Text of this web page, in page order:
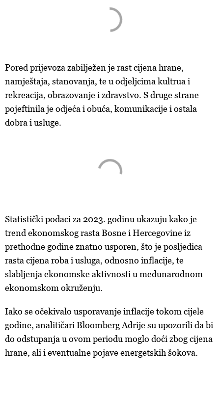
Pored prijevoza zabilježen je rast cijena hrane,
namještaja, stanovanja, te u odjeljcima kultrua i
rekreacija, obrazovanje i zdravstvo. S druge strane
pojeftinila je odjeća i obuća, komunikacije i ostala
dobra i usluge.
Statistički podaci za 2023. godinu ukazuju kako je
trend ekonomskog rasta Bosne i Hercegovine iz
prethodne godine znatno usporen, što je posljedica
rasta cijena roba i usluga, odnosno inflacije, te
slabljenja ekonomske aktivnosti u međunarodnom
ekonomskom okruženju.
Iako se očekivalo usporavanje inflacije tokom cijele
godine, analitičari Bloomberg Adrije su upozorili da bi
do odstupanja u ovom periodu moglo doći zbog cijena
hrane, ali i eventualne pojave energetskih šokova.